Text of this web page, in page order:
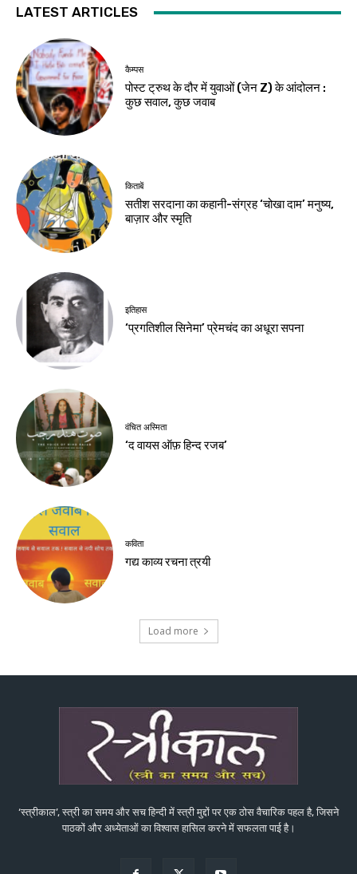
LATEST ARTICLES
कैम्पस
पोस्ट ट्रुथ के दौर में युवाओं (जेन Z) के आंदोलन :
कुछ सवाल, कुछ जवाब
किताबें
सतीश सरदाना का कहानी-संग्रह ‘चोखा दाम’ मनुष्य,
बाज़ार और स्मृति
इतिहास
‘प्रगतिशील सिनेमा’ प्रेमचंद का अधूरा सपना
वंचित अस्मिता
‘द वायस ऑफ़ हिन्द रजब’
कविता
गद्य काव्य रचना त्रयी
Load more
‘स्त्रीकाल’, स्त्री का समय और सच हिन्दी में स्त्री मुद्दों पर एक ठोस वैचारिक पहल है, जिसने
पाठकों और अध्येताओं का विश्वास हासिल करने में सफलता पाई है।